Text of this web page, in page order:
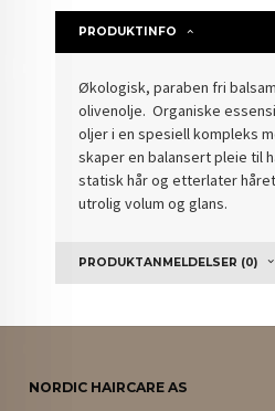
PRODUKTINFO
Økologisk, paraben fri
olivenolje. Organiske
oljer i en spesiell kompleks
skaper en balansert pleie til
statisk hår og etterlater
utrolig volum og glans.
PRODUKTANMELDELSER (0)
NORDIC HAIRCARE AS